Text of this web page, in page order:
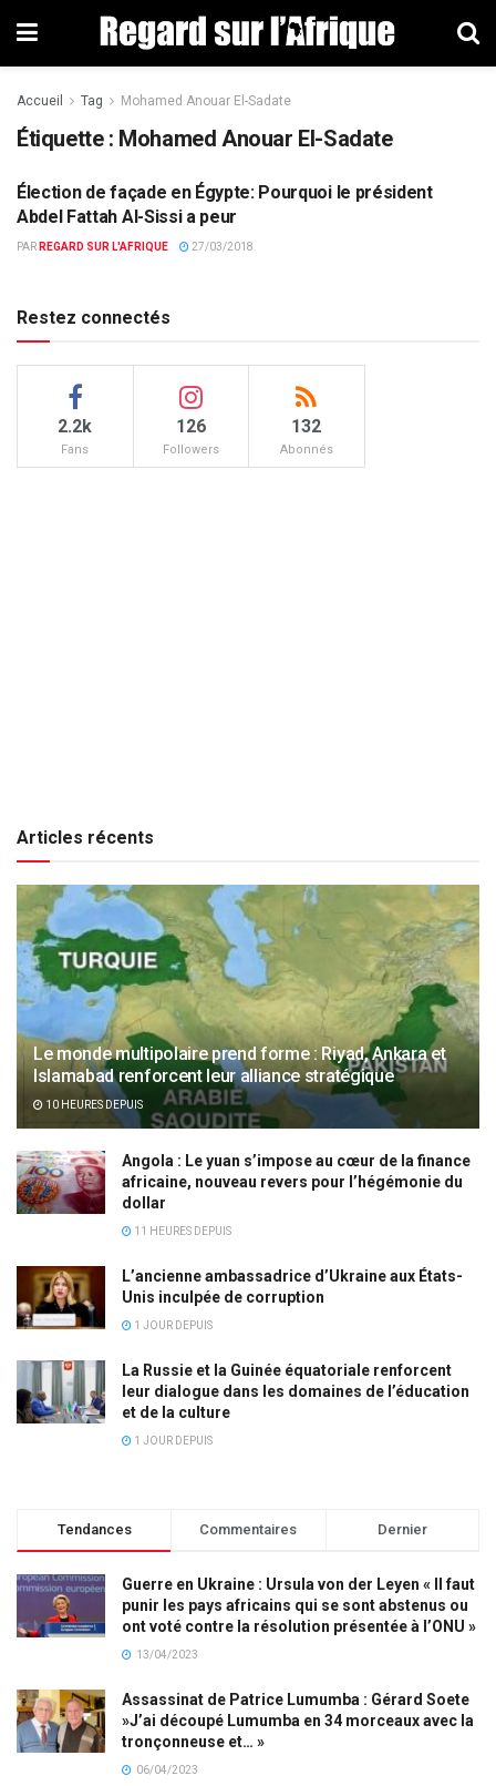
Accueil Tag Mohamed Anouar El-Sadate
Étiquette : Mohamed Anouar El-Sadate
ACTUALITÉS PAR PAYS
Élection de façade en Égypte: Pourquoi le président
Abdel Fattah Al-Sissi a peur
PAR REGARD SUR L'AFRIQUE 27/03/2018
Restez connectés
2.2k
Fans
126
Followers
132
Abonnés
Articles récents
Le monde multipolaire prend forme : Riyad, Ankara et
Islamabad renforcent leur alliance stratégique
10 HEURES DEPUIS
Angola : Le yuan s’impose au cœur de la finance
africaine, nouveau revers pour l’hégémonie du
dollar
11 HEURES DEPUIS
L’ancienne ambassadrice d’Ukraine aux États-
Unis inculpée de corruption
1 JOUR DEPUIS
La Russie et la Guinée équatoriale renforcent
leur dialogue dans les domaines de l’éducation
et de la culture
1 JOUR DEPUIS
Tendances Commentaires Dernier
Guerre en Ukraine : Ursula von der Leyen « Il faut
punir les pays africains qui se sont abstenus ou
ont voté contre la résolution présentée à l’ONU »
13/04/2023
Assassinat de Patrice Lumumba : Gérard Soete
»J’ai découpé Lumumba en 34 morceaux avec la
tronçonneuse et… »
06/04/2023